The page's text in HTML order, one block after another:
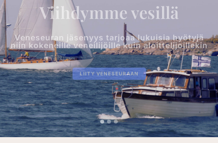
Viihdymme vesillä
Veneseuran jäsenyys tarjoaa lukuisia hyötyjä
niin kokeneille veneilijöille kuin aloittelijoillekin
LIITY VENESEURAAN